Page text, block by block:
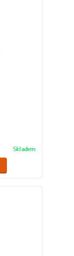
Skladem